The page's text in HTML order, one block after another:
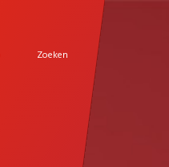
Zoeken